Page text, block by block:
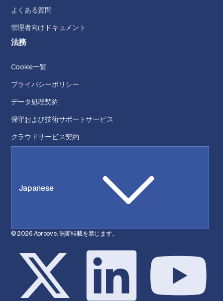
よくある質問
管理者向けドキュメント
法務
Cookie一覧
プライバシーポリシー
データ処理契約
保守および技術サポートサービス
クラウドサービス契約
Japanese
© 2026 Aproove. 無断転載を禁じます。